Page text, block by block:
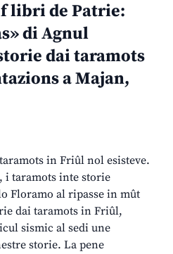
libri de Patrie:
di Agnul
dai taramots
a Majan,
in Friûl nol esisteve.
i taramots inte storie
Floramo al ripasse in mût
dai taramots in Friûl,
sismic al sedi une
storie. La pene